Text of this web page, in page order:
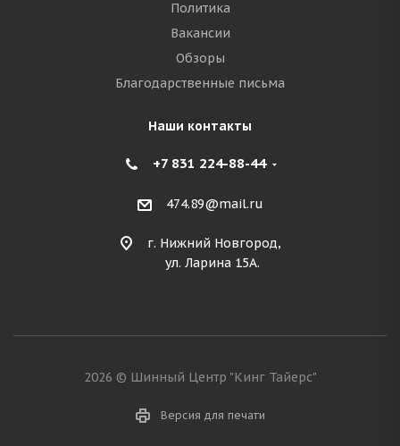
Политика
Вакансии
Обзоры
Благодарственные письма
Наши контакты
+7 831 224-88-44
474.89@mail.ru
г. Нижний Новгород,
ул. Ларина 15А.
2026 © Шинный Центр "Кинг Тайерс"
Версия для печати